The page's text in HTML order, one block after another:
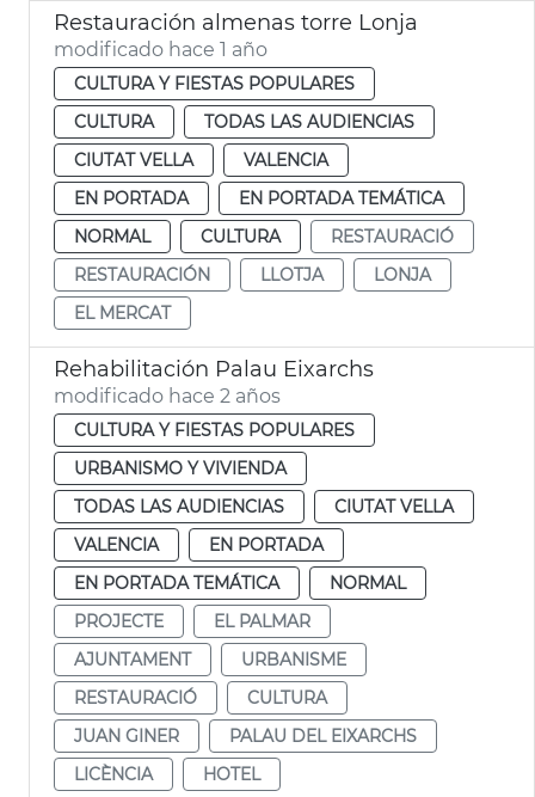
Restauración almenas torre Lonja
modificado hace 1 año
CULTURA Y FIESTAS POPULARES
CULTURA
TODAS LAS AUDIENCIAS
CIUTAT VELLA
VALENCIA
EN PORTADA
EN PORTADA TEMÁTICA
NORMAL
CULTURA
RESTAURACIÓ
RESTAURACIÓN
LLOTJA
LONJA
EL MERCAT
Rehabilitación Palau Eixarchs
modificado hace 2 años
CULTURA Y FIESTAS POPULARES
URBANISMO Y VIVIENDA
TODAS LAS AUDIENCIAS
CIUTAT VELLA
VALENCIA
EN PORTADA
EN PORTADA TEMÁTICA
NORMAL
PROJECTE
EL PALMAR
AJUNTAMENT
URBANISME
RESTAURACIÓ
CULTURA
JUAN GINER
PALAU DEL EIXARCHS
LICÈNCIA
HOTEL